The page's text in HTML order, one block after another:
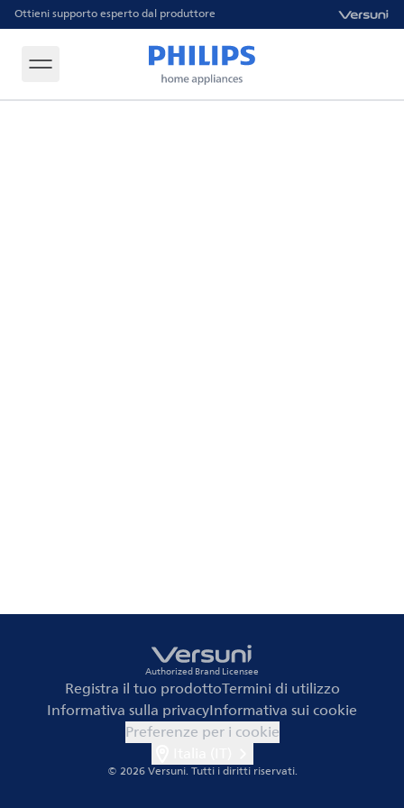
Ottieni supporto esperto dal produttore
Authorized Brand Licensee
Registra il tuo prodottoTermini di utilizzo
Informativa sulla privacyInformativa sui cookie
Preferenze per i cookie
© 2026 Versuni.Tutti i diritti riservati.